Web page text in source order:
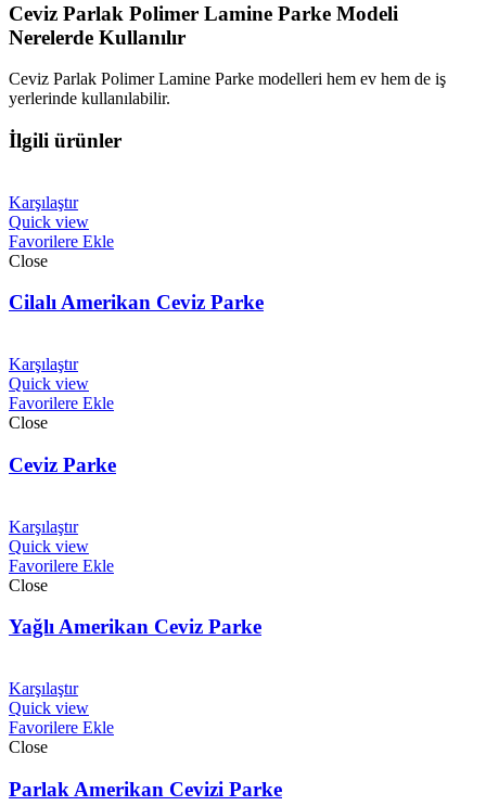
Ceviz Parlak Polimer Lamine Parke Modeli
Nerelerde Kullanılır
Ceviz Parlak Polimer Lamine Parke modelleri hem ev hem de iş
yerlerinde kullanılabilir.
İlgili ürünler
Karşılaştır
Quick view
Favorilere Ekle
Close
Cilalı Amerikan Ceviz Parke
Karşılaştır
Quick view
Favorilere Ekle
Close
Ceviz Parke
Karşılaştır
Quick view
Favorilere Ekle
Close
Yağlı Amerikan Ceviz Parke
Karşılaştır
Quick view
Favorilere Ekle
Close
Parlak Amerikan Cevizi Parke